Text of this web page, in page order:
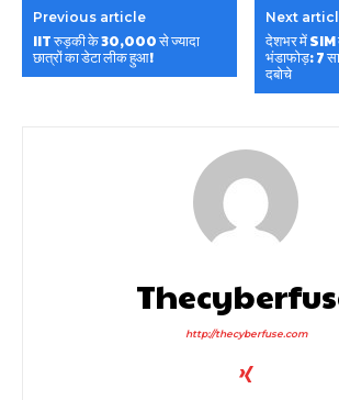
Previous article
IIT रुड़की के 30,000 से ज्यादा
छात्रों का डेटा लीक हुआ!
Next
देशभर में SIM
भंडाफोड़: 7
दबोचे
http://thecyberfuse.com